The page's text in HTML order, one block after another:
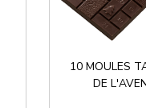
10 MOULES
DE
234X173X70mm